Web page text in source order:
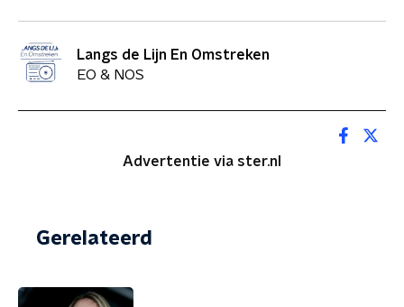
Langs de Lijn En Omstreken
EO & NOS
Advertentie via ster.nl
Gerelateerd